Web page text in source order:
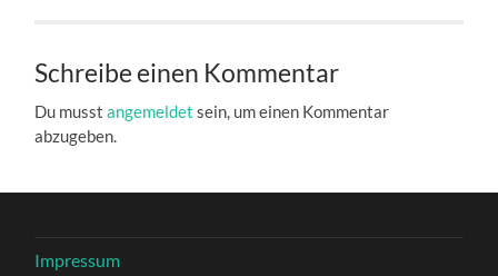
Schreibe einen Kommentar
Du musstangemeldet sein, um einen Kommentar
abzugeben.
Impressum